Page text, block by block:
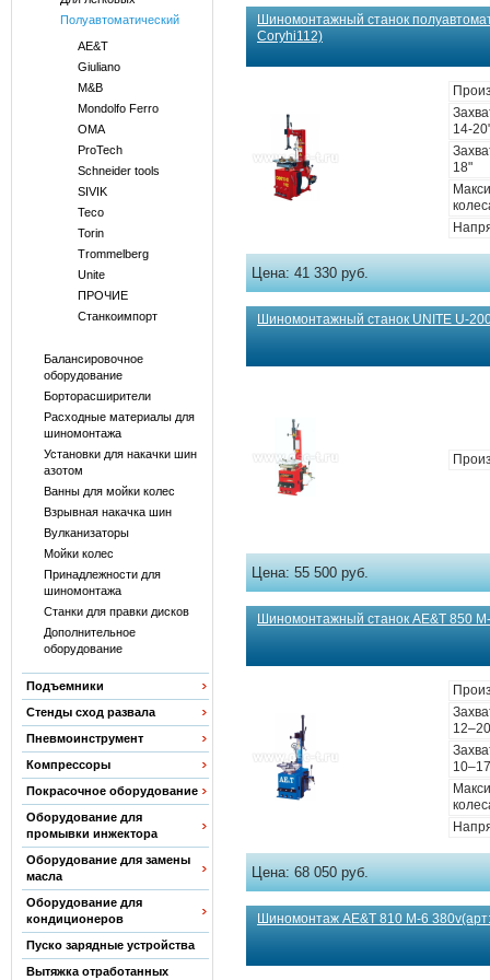
Полуавтоматический
AE&T
Giuliano
M&B
Mondolfo Ferro
OMA
ProTech
Schneider tools
SIVIK
Teco
Torin
Trommelberg
Unite
ПРОЧИЕ
Станкоимпорт
Балансировочное
оборудование
Борторасширители
Расходные материалы для
шиномонтажа
Установки для накачки шин
азотом
Ванны для мойки колес
Взрывная накачка шин
Вулканизаторы
Мойки колес
Принадлежности для
шиномонтажа
Станки для правки дисков
Дополнительное
оборудование
Подъемники
Стенды сход развала
Пневмоинструмент
Компрессоры
Покрасочное оборудование
Оборудование для
промывки инжектора
Оборудование для замены
масла
Оборудование для
кондиционеров
Пуско зарядные устройства
Вытяжка отработанных
Шиномонтажный станок
Coryhi112)
14-
18"
Цена:41 330 руб.
Шиномонтажный станок UNITE U-
Цена:55 500 руб.
Шиномонтажный станок AE&T 850
Цена:68 050 руб.
Шиномонтаж AE&T 810 M-6